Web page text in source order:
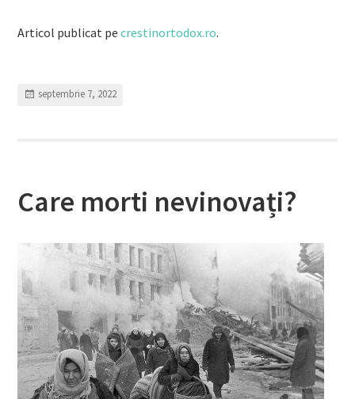
Articol publicat pecrestinortodox.ro.
septembrie 7, 2022
Care morti nevinovați?